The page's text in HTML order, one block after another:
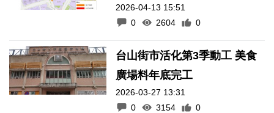
2026-04-13 15:51
0
2604 0
台山街市活化第3季動工 美食
廣場料年底完工
2026-03-27 13:31
0
3154 0